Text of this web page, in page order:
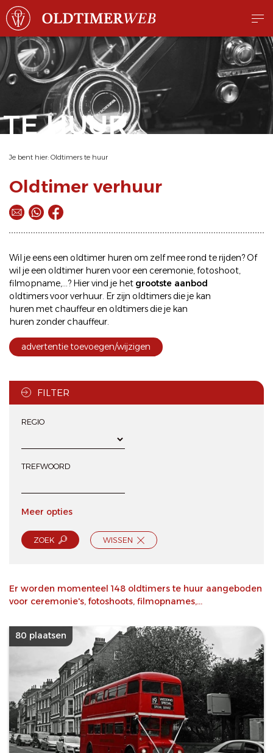
TE HUUR
Je bent hier: Oldtimers te huur
Oldtimer verhuur
Wil je eens een oldtimer huren om zelf mee rond te rijden? Of
wil je een oldtimer huren voor een ceremonie, fotoshoot,
filmopname,...? Hier vind je het grootste aanbod
oldtimers voor verhuur. Er zijn oldtimers die je kan
huren met chauffeur en oldtimers die je kan
huren zonder chauffeur.
advertentie toevoegen/wijzigen
FILTER
REGIO
TREFWOORD
Meer opties
ZOEK WISSEN
Er worden momenteel 148 oldtimers te huur aangeboden
voor ceremonie's, fotoshoots, filmopnames,...
80 plaatsen